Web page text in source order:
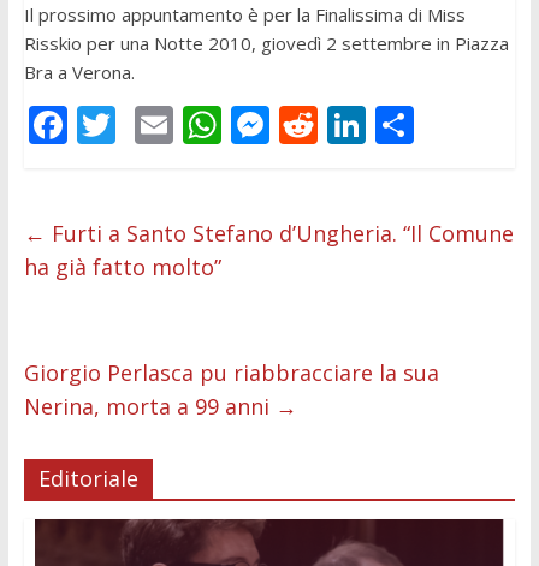
Il prossimo appuntamento è per la Finalissima di Miss
Risskio per una Notte 2010, giovedì 2 settembre in Piazza
Bra a Verona.
F
b
o
k
T
er
E
l
W
s
A
p
M
e
er
R
di
Li
e
C
di
← Furti a Santo Stefano d’Ungheria. “Il Comune
ha già fatto molto”
Giorgio Perlasca pu riabbracciare la sua
Nerina, morta a 99 anni →
Editoriale